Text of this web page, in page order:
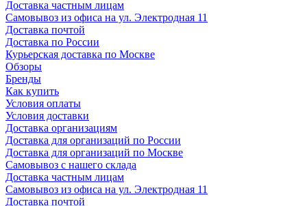
Доставка частным лицам
Самовывоз из офиса на ул. Электродная 11
Доставка почтой
Доставка по России
Курьерская доставка по Москве
Обзоры
Бренды
Как купить
Условия оплаты
Условия доставки
Доставка организациям
Доставка для организаций по России
Доставка для организаций по Москве
Самовывоз с нашего склада
Доставка частным лицам
Самовывоз из офиса на ул. Электродная 11
Доставка почтой